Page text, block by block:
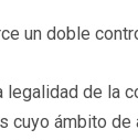
un doble
de la
cuyo ámbito